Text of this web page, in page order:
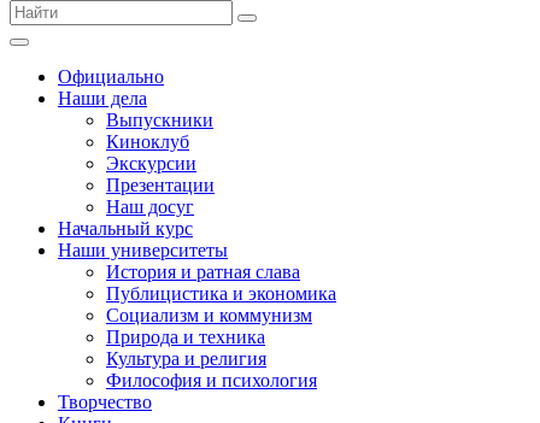
Официально
Наши дела
Выпускники
Киноклуб
Экскурсии
Презентации
Наш досуг
Начальный курс
Наши университеты
История и ратная слава
Публицистика и экономика
Социализм и коммунизм
Природа и техника
Культура и религия
Философия и психология
Творчество